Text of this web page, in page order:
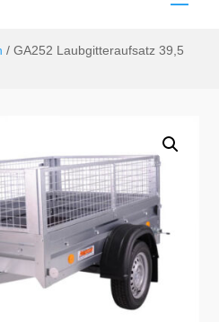
/ GA252 Laubgitteraufsatz 39,5